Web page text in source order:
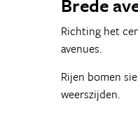
Brede
Richting het
avenues.
Rijen bomen
weerszijden.